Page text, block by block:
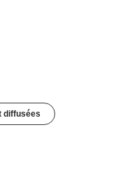
diffusées